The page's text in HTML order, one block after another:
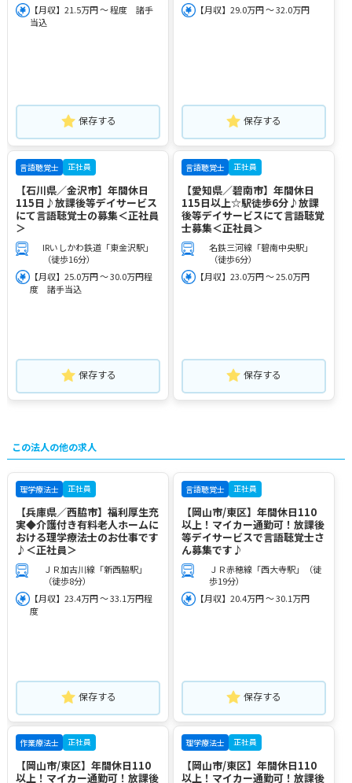
【月収】21.5万円 ～ 程度 諸手
当込
保存する
【月収】29.0万円 ～ 32.0万円
保存する
言語聴覚士 正社員
【石川県／金沢市】年間休日
115日♪放課後等デイサービス
にて言語聴覚士の募集＜正社員
＞
IRいしかわ鉄道「東金沢駅」
（徒歩16分）
【月収】25.0万円 ～ 30.0万円程
度 諸手当込
保存する
言語聴覚士 正社員
【愛知県／碧南市】年間休日
115日以上☆駅徒歩6分♪放課
後等デイサービスにて言語聴覚
士募集＜正社員＞
名鉄三河線「碧南中央駅」
（徒歩6分）
【月収】23.0万円 ～ 25.0万円
保存する
この法人の他の求人
理学療法士 正社員
【兵庫県／西脇市】福利厚生充
実◆介護付き有料老人ホームに
おける理学療法士のお仕事です
♪＜正社員＞
ＪＲ加古川線「新西脇駅」
（徒歩8分）
【月収】23.4万円 ～ 33.1万円程
度
保存する
言語聴覚士 正社員
【岡山市/東区】年間休日110
以上！マイカー通勤可！放課後
等デイサービスで言語聴覚士さ
ん募集です♪
ＪＲ赤穂線「西大寺駅」（徒
歩19分）
【月収】20.4万円 ～ 30.1万円
保存する
作業療法士 正社員
【岡山市/東区】年間休日110
以上！マイカー通勤可！放課後
理学療法士 正社員
【岡山市/東区】年間休日110
以上！マイカー通勤可！放課後